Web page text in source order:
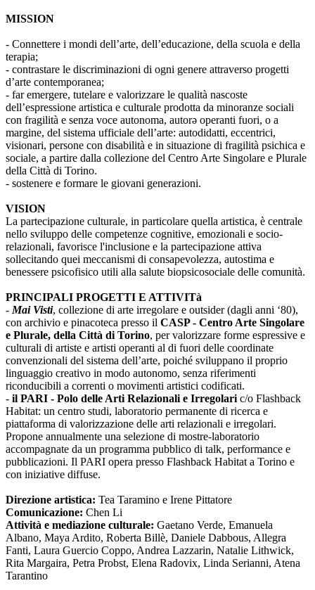
MISSION
- Connettere i mondi dell’arte, dell’educazione, della scuola e della
terapia;
- contrastare le discriminazioni di ogni genere attraverso progetti
d’arte contemporanea;
- far emergere, tutelare e valorizzare le qualità nascoste
dell’espressione artistica e culturale prodotta da minoranze sociali
con fragilità e senza voce autonoma, autorə operanti fuori, o a
margine, del sistema ufficiale dell’arte: autodidatti, eccentrici,
visionari, persone con disabilità e in situazione di fragilità psichica e
sociale, a partire dalla collezione del Centro Arte Singolare e Plurale
della Città di Torino.
- sostenere e formare le giovani generazioni.
VISION
La partecipazione culturale, in particolare quella artistica, è centrale
nello sviluppo delle competenze cognitive, emozionali e socio-
relazionali, favorisce l'inclusione e la partecipazione attiva
sollecitando quei meccanismi di consapevolezza, autostima e
benessere psicofisico utili alla salute biopsicosociale delle comunità.
PRINCIPALI PROGETTI E ATTIVITà
- Mai Visti, collezione di arte irregolare e outsider (dagli anni ‘80),
con archivio e pinacoteca presso il CASP - Centro Arte Singolare
e Plurale, della Città di Torino, per valorizzare forme espressive e
culturali di artiste e artisti operanti al di fuori delle coordinate
convenzionali del sistema dell’arte, poiché sviluppano il proprio
linguaggio creativo in modo autonomo, senza riferimenti
riconducibili a correnti o movimenti artistici codificati.
- il PARI - Polo delle Arti Relazionali e Irregolari c/o Flashback
Habitat: un centro studi, laboratorio permanente di ricerca e
piattaforma di valorizzazione delle arti relazionali e irregolari.
Propone annualmente una selezione di mostre-laboratorio
accompagnate da un programma pubblico di talk, performance e
pubblicazioni. Il PARI opera presso Flashback Habitat a Torino e
con iniziative diffuse.
Direzione artistica: Tea Taramino e Irene Pittatore
Comunicazione: Chen Li
Attività e mediazione culturale: Gaetano Verde, Emanuela
Albano, Maya Ardito, Roberta Billè, Daniele Dabbous, Allegra
Fanti, Laura Guercio Coppo, Andrea Lazzarin, Natalie Lithwick,
Rita Margaira, Petra Probst, Elena Radovix, Linda Serianni, Atena
Tarantino